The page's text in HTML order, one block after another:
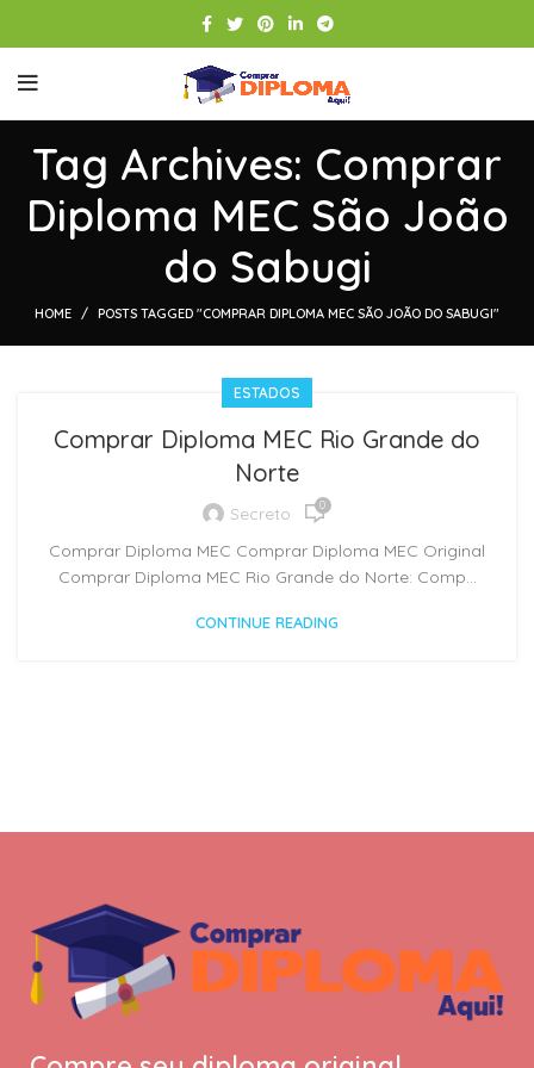
Tag Archives: Comprar
Diploma MEC São João
do Sabugi
HOME POSTS TAGGED "COMPRAR DIPLOMA MEC SÃO JOÃO DO SABUGI"
ESTADOS
Comprar Diploma MEC Rio Grande do
Norte
Secreto 0
Comprar Diploma MEC Comprar Diploma MEC Original
Comprar Diploma MEC Rio Grande do Norte: Comp...
CONTINUE READING